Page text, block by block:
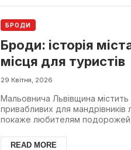
БРОДИ
Броди: історія
місця для туристів
29 Квітня, 2026
Мальовнича Львівщина містить
привабливих для мандрівників
покаже любителям подорожей
READ MORE